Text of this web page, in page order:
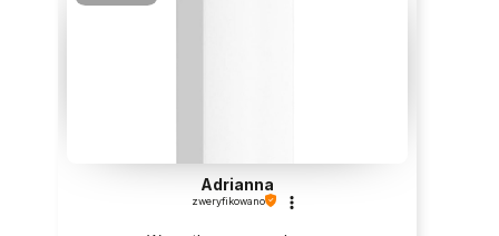
Adrianna
zweryfikowano